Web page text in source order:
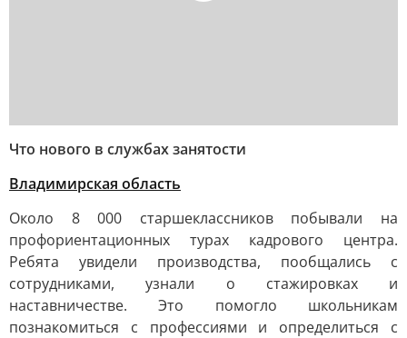
Что нового в службах занятости
Владимирская область
Около 8 000 старшеклассников побывали на
профориентационных турах кадрового центра.
Ребята увидели производства, пообщались с
сотрудниками, узнали о стажировках и
наставничестве. Это помогло школьникам
познакомиться с профессиями и определиться с